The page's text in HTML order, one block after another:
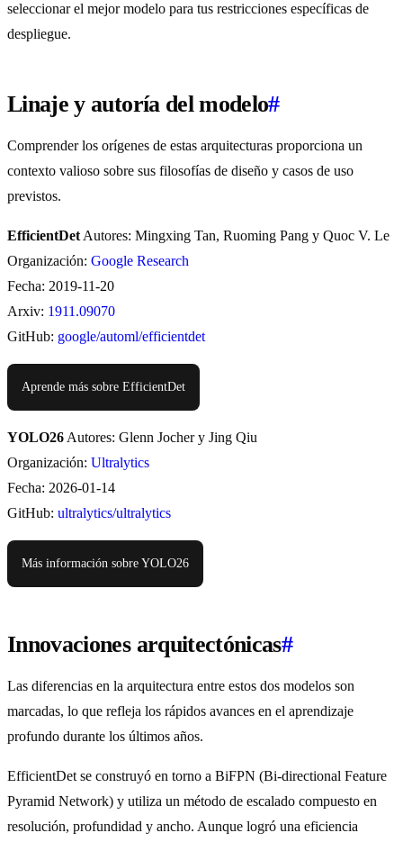
seleccionar el mejor modelo para tus restricciones específicas de
despliegue.
Linaje y autoría del modelo#
Comprender los orígenes de estas arquitecturas proporciona un
contexto valioso sobre sus filosofías de diseño y casos de uso
previstos.
EfficientDet Autores: Mingxing Tan, Ruoming Pang y Quoc V. Le
Organización: Google Research
Fecha: 2019-11-20
Arxiv: 1911.09070
GitHub: google/automl/efficientdet
Aprende más sobre EfficientDet
YOLO26 Autores: Glenn Jocher y Jing Qiu
Organización: Ultralytics
Fecha: 2026-01-14
GitHub: ultralytics/ultralytics
Más información sobre YOLO26
Innovaciones arquitectónicas#
Las diferencias en la arquitectura entre estos dos modelos son
marcadas, lo que refleja los rápidos avances en el aprendizaje
profundo durante los últimos años.
EfficientDet se construyó en torno a BiFPN (Bi-directional Feature
Pyramid Network) y utiliza un método de escalado compuesto en
resolución, profundidad y ancho. Aunque logró una eficiencia